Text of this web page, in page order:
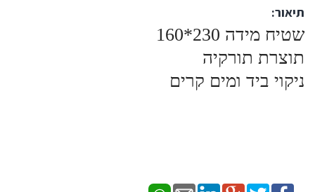
תיאור:
שטיח מידה 230*160
תוצרת תורקיה
ניקוי ביד ומים קרים